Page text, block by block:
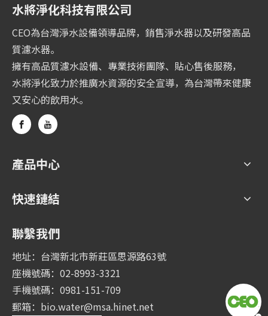
水將淨化科技有限公司
CEO為台灣淨水設備領導品牌，銷售淨水器以及研發高品
質濾水器。
擁有高品質濾水設備、專業技術團隊、貼心售後服務，
水將淨化致力於推廣水資源的安全宣導，為台灣帶來健康
又安心的飲用水。
產品中心
快速鏈結
聯繫我們
地址：台灣新北市新莊區思源路63號
座機號碼：02-8993-3321
手機號碼：0981-151-709
郵箱： bio.water@msa.hinet.net